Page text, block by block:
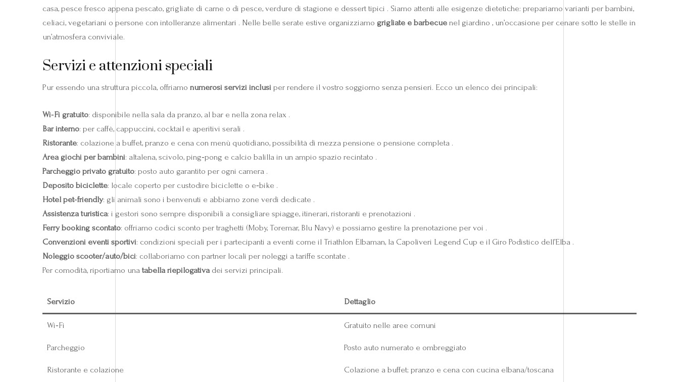
casa, pesce fresco appena pescato, grigliate di carne o di pesce, verdure di stagione e dessert tipici . Siamo attenti alle esigenze dietetiche: prepariamo varianti per bambini,
celiaci, vegetariani o persone con intolleranze alimentari . Nelle belle serate estive organizziamo grigliate e barbecue nel giardino , un’occasione per cenare sotto le stelle in
un’atmosfera conviviale.
Servizi e attenzioni speciali
Pur essendo una struttura piccola, offriamo numerosi servizi inclusi per rendere il vostro soggiorno senza pensieri. Ecco un elenco dei principali:
Wi‑Fi gratuito: disponibile nella sala da pranzo, al bar e nella zona relax .
Bar interno: per caffè, cappuccini, cocktail e aperitivi serali .
Ristorante: colazione a buffet, pranzo e cena con menù quotidiano, possibilità di mezza pensione o pensione completa .
Area giochi per bambini: altalena, scivolo, ping‑pong e calcio balilla in un ampio spazio recintato .
Parcheggio privato gratuito: posto auto garantito per ogni camera .
Deposito biciclette: locale coperto per custodire biciclette o e‑bike .
Hotel pet‑friendly: gli animali sono i benvenuti e abbiamo zone verdi dedicate .
Assistenza turistica: i gestori sono sempre disponibili a consigliare spiagge, itinerari, ristoranti e prenotazioni .
Ferry booking scontato: offriamo codici sconto per traghetti (Moby, Toremar, Blu Navy) e possiamo gestire la prenotazione per voi .
Convenzioni eventi sportivi: condizioni speciali per i partecipanti a eventi come il Triathlon Elbaman, la Capoliveri Legend Cup e il Giro Podistico dell’Elba .
Noleggio scooter/auto/bici: collaboriamo con partner locali per noleggi a tariffe scontate .
Per comodità, riportiamo una tabella riepilogativadei servizi principali.
Servizio Dettaglio
Wi‑Fi Gratuito nelle aree comuni
Parcheggio Posto auto numerato e ombreggiato
Ristorante e colazione Colazione a buffet; pranzo e cena con cucina elbana/toscana